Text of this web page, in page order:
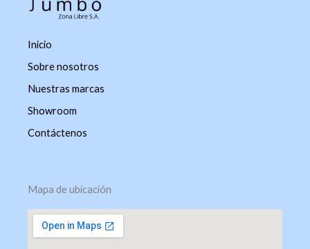
Inicio
Sobre nosotros
Nuestras marcas
Showroom
Contáctenos
Mapa de ubicación